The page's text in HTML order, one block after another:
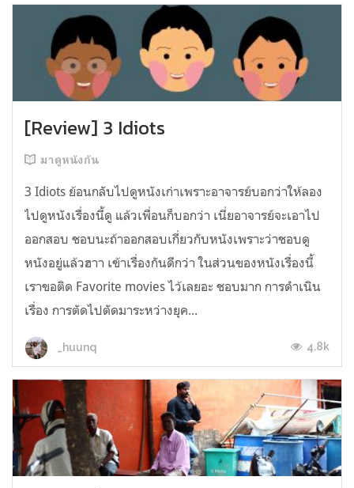
[Review] 3 Idiots
มาดูหนังกัน
3 Idiots ย้อนกลับไปดูหนังเก่าเพราะอาจารย์บอกว่าให้ลอง
ไปดูหนังเรื่องนี้ดู แล้วเพื่อนก็บอกว่า เนี่ยอาจารย์จะเอาไป
ออกสอบ ชอบนะถ้าออกสอบเกี่ยวกับหนังเพราะว่าชอบดู
หนังอยู่แล้วฮาา เข้าเรื่องกันดีกว่า ในส่วนของหนังเรื่องนี้
เราขอติด Favorite movies ไว้เลยอะ ชอบมาก การดำเนิน
เรื่อง การตัดไปตัดมาระหว่างยุค...
_huunq 4.8k